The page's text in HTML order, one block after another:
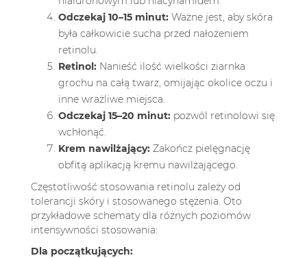
Odczekaj 10–15 minut: Ważne jest, aby skóra
była całkowicie sucha przed nałożeniem
retinolu.
Retinol: Nanieść ilość wielkości ziarnka
grochu na całą twarz, omijając okolice oczu i
inne wrażliwe miejsca.
Odczekaj 15–20 minut: pozwól retinolowi się
wchłonąć.
Krem nawilżający: Zakończ pielęgnację
obfitą aplikacją kremu nawilżającego.
Częstotliwość stosowania retinolu zależy od
tolerancji skóry i stosowanego stężenia. Oto
przykładowe schematy dla różnych poziomów
intensywności stosowania:
Dla początkujących: